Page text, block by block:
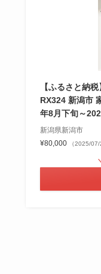
【ふるさと納
RX324 新潟市
年8月下旬～
新潟県新潟市
¥80,000
（2025/